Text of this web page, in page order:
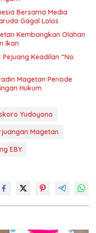
Bersama Media
Gagal Lolos
Kembangkan Olahan
Ikan
Pejuang Keadilan “No
Magetan Periode
Hukum
Yudoyono
Magetan
EBY